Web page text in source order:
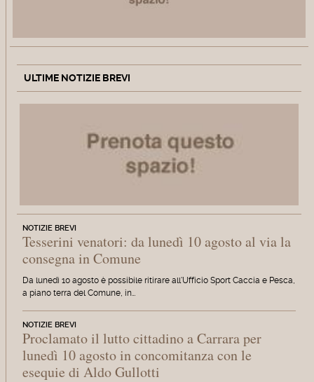
ULTIME NOTIZIE BREVI
NOTIZIE BREVI
Tesserini venatori: da lunedì 10 agosto al via la
consegna in Comune
Da lunedì 10 agosto è possibile ritirare all'Ufficio Sport Caccia e Pesca,
a piano terra del Comune, in…
NOTIZIE BREVI
Proclamato il lutto cittadino a Carrara per
lunedì 10 agosto in concomitanza con le
esequie di Aldo Gullotti